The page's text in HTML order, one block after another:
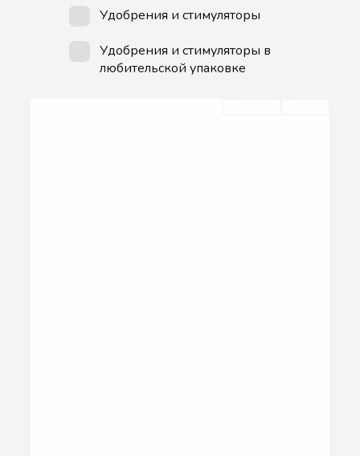
Удобрения и стимуляторы
Удобрения и стимуляторы в
любительской упаковке